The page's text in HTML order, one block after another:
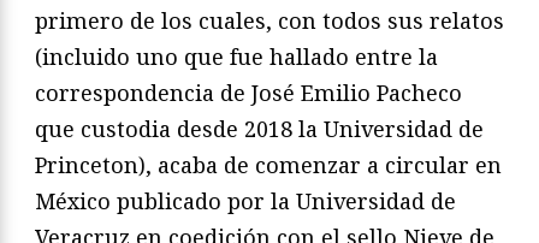
primero de los cuales, con todos sus relatos
(incluido uno que fue hallado entre la
correspondencia de José Emilio Pacheco
que custodia desde 2018 la Universidad de
Princeton), acaba de comenzar a circular en
México publicado por la Universidad de
Veracruz en coedición con el sello Nieve de